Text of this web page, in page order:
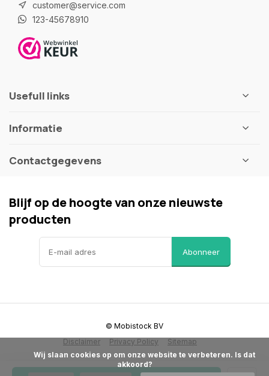
customer@service.com
123-45678910
Usefull links
Informatie
Contactgegevens
Blijf op de hoogte van onze nieuwste
producten
Abonneer
Disclaimer Privacy Policy Sitemap
© Mobistock BV
akkoord?